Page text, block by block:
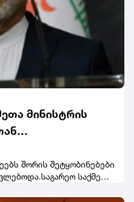
მინისტრის
სანამ
პირობები
შორის შეტყობინებები
საქმეთა